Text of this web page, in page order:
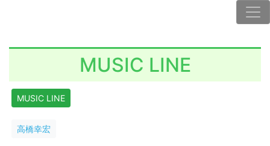
MUSIC LINE
MUSIC LINE
高橋幸宏